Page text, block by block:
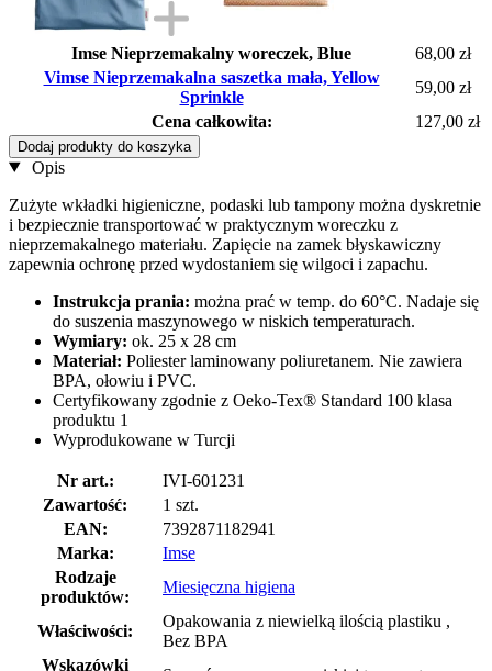
Imse Nieprzemakalny woreczek, Blue
68,00 zł
Vimse Nieprzemakalna saszetka mała, Yellow
Sprinkle
59,00 zł
Cena całkowita:
127,00 zł
Dodaj produkty do koszyka
Opis
Zużyte wkładki higieniczne, podaski lub tampony można dyskretnie
i bezpiecznie transportować w praktycznym woreczku z
nieprzemakalnego materiału. Zapięcie na zamek błyskawiczny
zapewnia ochronę przed wydostaniem się wilgoci i zapachu.
Instrukcja prania: można prać w temp. do 60°C. Nadaje się
do suszenia maszynowego w niskich temperaturach.
Wymiary: ok. 25 x 28 cm
Materiał: Poliester laminowany poliuretanem. Nie zawiera
BPA, ołowiu i PVC.
Certyfikowany zgodnie z Oeko-Tex® Standard 100 klasa
produktu 1
Wyprodukowane w Turcji
Nr art.:
IVI-601231
Zawartość:
1 szt.
EAN:
7392871182941
Marka:
Imse
Rodzaje
produktów:
Miesięczna higiena
Właściwości:
Opakowania z niewielką ilością plastiku ,
Bez BPA
Wskazówki